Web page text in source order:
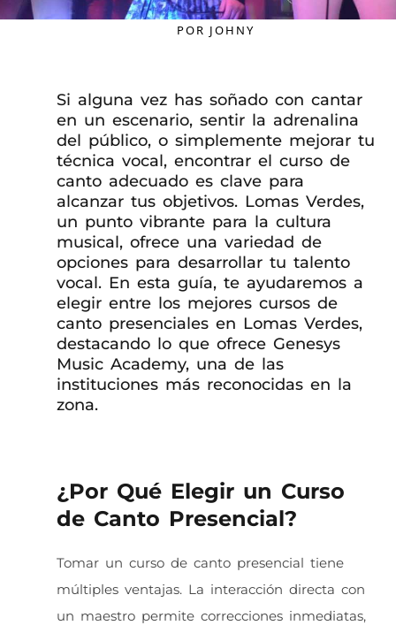
POR JOHNY
Si alguna vez has soñado con cantar
en un escenario, sentir la adrenalina
del público, o simplemente mejorar tu
técnica vocal, encontrar el curso de
canto adecuado es clave para
alcanzar tus objetivos. Lomas Verdes,
un punto vibrante para la cultura
musical, ofrece una variedad de
opciones para desarrollar tu talento
vocal. En esta guía, te ayudaremos a
elegir entre los mejores cursos de
canto presenciales en Lomas Verdes,
destacando lo que ofrece Genesys
Music Academy, una de las
instituciones más reconocidas en la
zona.
¿Por Qué Elegir un Curso
de Canto Presencial?
Tomar un curso de canto presencial tiene
múltiples ventajas. La interacción directa con
un maestro permite correcciones inmediatas,